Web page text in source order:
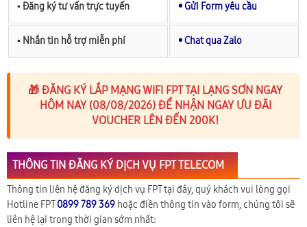
▪︎ Đăng ký tư vấn trực tuyến • Gửi Form yêu cầu
▪︎ Nhắn tin hỗ trợ miễn phí • Chat qua Zalo
🎁 ĐĂNG KÝ LẮP MẠNG WIFI FPT TẠI LẠNG SƠN NGAY
HÔM NAY (08/08/2026) ĐỂ NHẬN NGAY ƯU ĐÃI
VOUCHER LÊN ĐẾN 200K!
THÔNG TIN ĐĂNG KÝ DỊCH VỤ FPT TELECOM
Thông tin liên hệ đăng ký dịch vụ FPT tại đây, quý khách vui lòng gọi
Hotline FPT0899 789 369 hoặc điền thông tin vào form, chúng tôi sẽ
liên hệ lại trong thời gian sớm nhất: